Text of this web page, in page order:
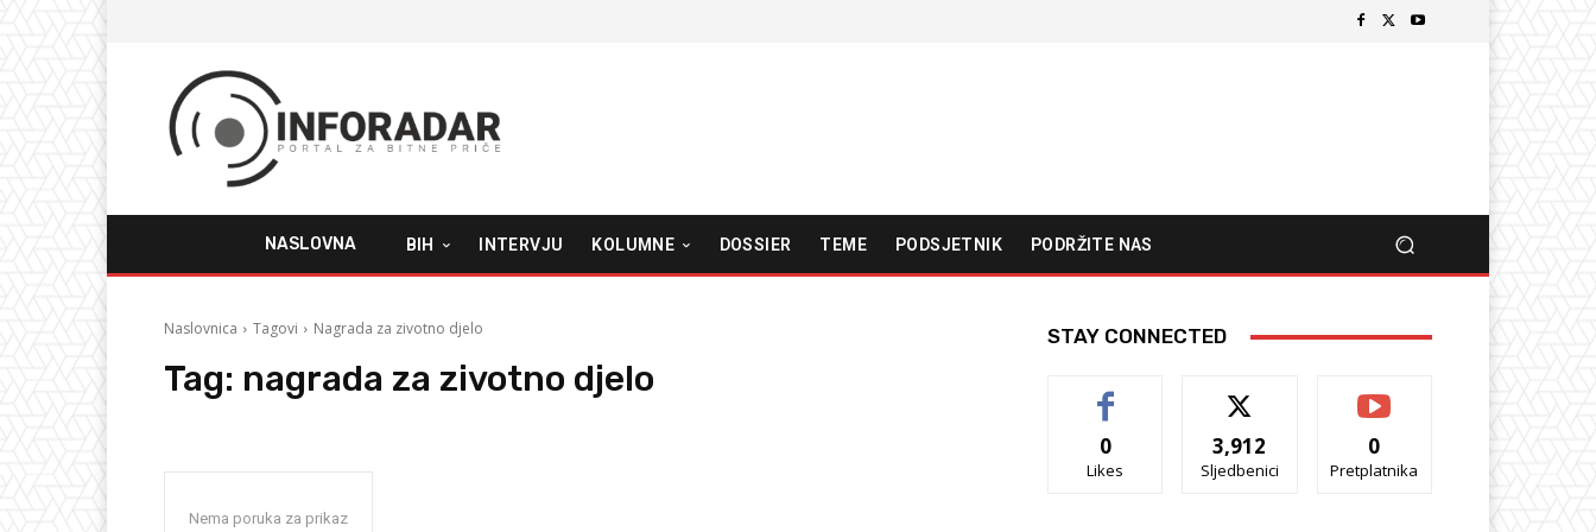
NASLOVNA BIH INTERVJU KOLUMNE DOSSIER TEME PODSJETNIK PODRŽITE NAS
Naslovnica Tagovi Nagrada za zivotno djelo
Tag: nagrada za zivotno djelo
Nema poruka za prikaz
STAY CONNECTED
0
Likes
3,912
Sljedbenici
0
Pretplatnika